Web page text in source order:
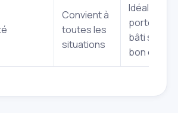
Convient à
toutes les
situations
Idéal si la
porte et le
bâti sont
bon état